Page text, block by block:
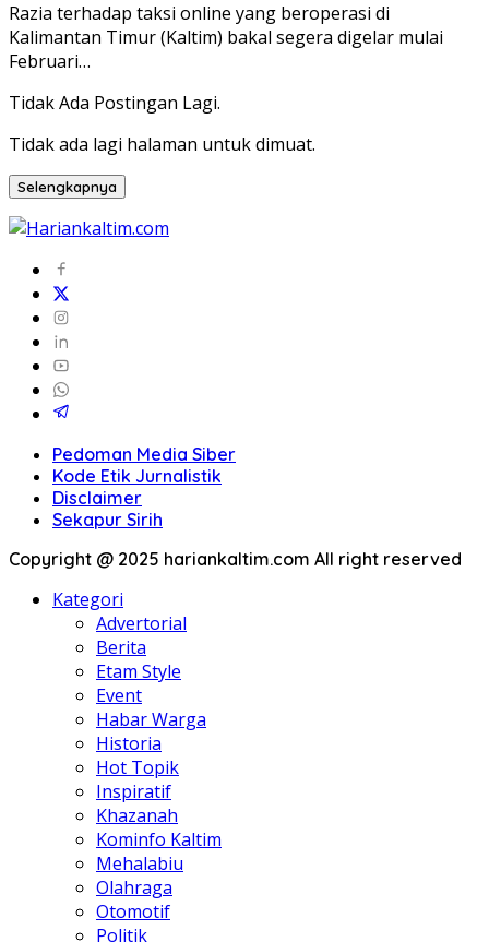
Razia terhadap taksi online yang beroperasi di
Kalimantan Timur (Kaltim) bakal segera digelar mulai
Februari…
Tidak Ada Postingan Lagi.
Tidak ada lagi halaman untuk dimuat.
Selengkapnya
Pedoman Media Siber
Kode Etik Jurnalistik
Disclaimer
Sekapur Sirih
Copyright @ 2025 hariankaltim.com All right reserved
Kategori
Advertorial
Berita
Etam Style
Event
Habar Warga
Historia
Hot Topik
Inspiratif
Khazanah
Kominfo Kaltim
Mehalabiu
Olahraga
Otomotif
Politik